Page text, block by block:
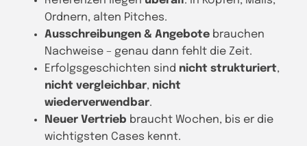
Ordnern, alten Pitches.
Ausschreibungen & Angebote brauchen
Nachweise – genau dann fehlt die Zeit.
Erfolgsgeschichten sind nicht strukturiert,
nicht vergleichbar, nicht
wiederverwendbar.
Neuer Vertrieb braucht Wochen, bis er die
wichtigsten Cases kennt.